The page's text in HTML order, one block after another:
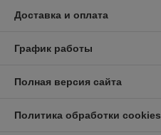
Доставка и оплата
График работы
Полная версия сайта
Политика обработки cookies